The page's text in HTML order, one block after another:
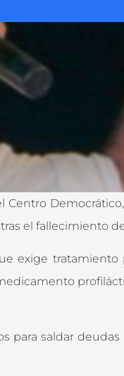
el fallecimiento
exige
para saldar